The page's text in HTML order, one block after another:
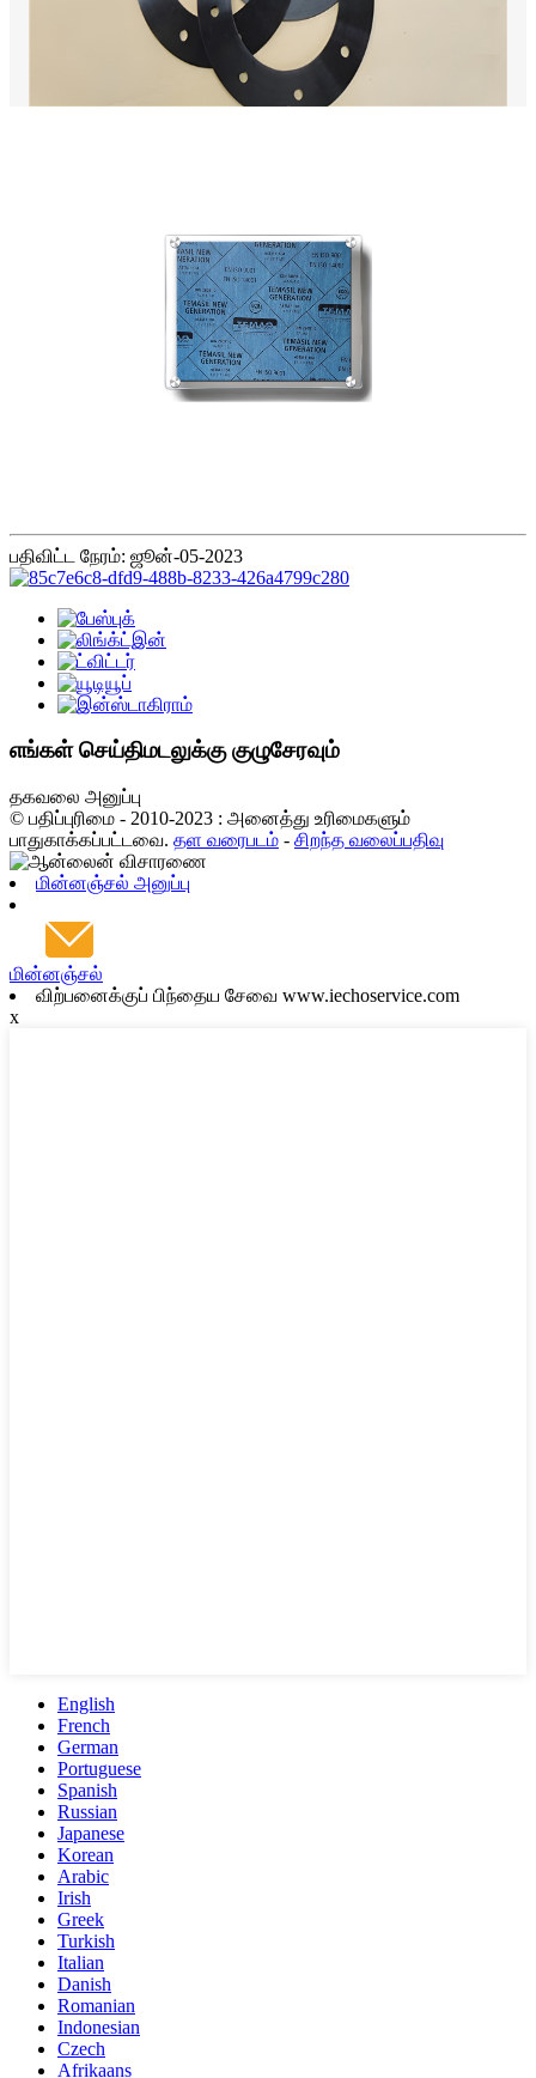
பதிவிட்ட நேரம்: ஜூன்-05-2023
எங்கள் செய்திமடலுக்கு குழுசேரவும்
தகவலை அனுப்பு
© பதிப்புரிமை - 2010-2023 : அனைத்து உரிமைகளும்
பாதுகாக்கப்பட்டவை. தள வரைபடம் - சிறந்த வலைப்பதிவு
மின்னஞ்சல் அனுப்பு
மின்னஞ்சல்
விற்பனைக்குப் பிந்தைய சேவை www.iechoservice.com
x
English
French
German
Portuguese
Spanish
Russian
Japanese
Korean
Arabic
Irish
Greek
Turkish
Italian
Danish
Romanian
Indonesian
Czech
Afrikaans